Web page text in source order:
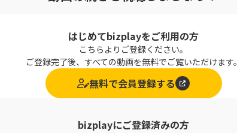
ビスについて、その道のプロに教えていただいている
が特徴
はじめてbizplayをご利用の方
こちらよりご登録ください。
ご登録完了後、すべての動画を無料でご覧いただけます。
無料で会員登録する
bizplayにご登録済みの方